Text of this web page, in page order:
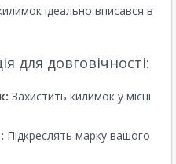
ідеально вписався в
для довговічності:
Захистить килимок у місці
Підкреслять марку вашого